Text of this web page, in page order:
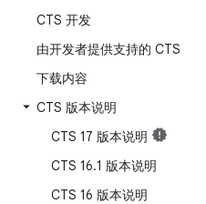
CTS 开发
由开发者提供支持的 CTS
下载内容
CTS 版本说明
CTS 17 版本说明
CTS 16.1 版本说明
CTS 16 版本说明